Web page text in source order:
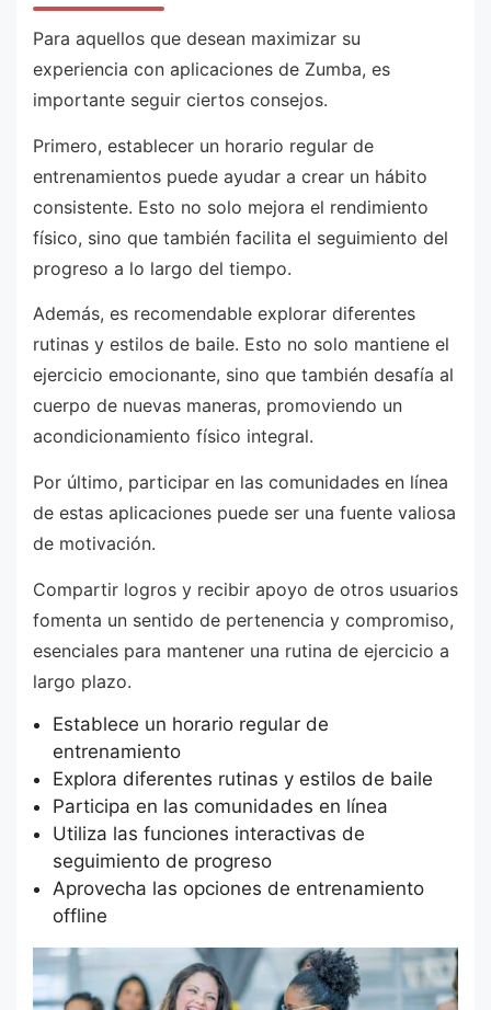
Para aquellos que desean maximizar su
experiencia con aplicaciones de Zumba, es
importante seguir ciertos consejos.
Primero, establecer un horario regular de
entrenamientos puede ayudar a crear un hábito
consistente. Esto no solo mejora el rendimiento
físico, sino que también facilita el seguimiento del
progreso a lo largo del tiempo.
Además, es recomendable explorar diferentes
rutinas y estilos de baile. Esto no solo mantiene el
ejercicio emocionante, sino que también desafía al
cuerpo de nuevas maneras, promoviendo un
acondicionamiento físico integral.
Por último, participar en las comunidades en línea
de estas aplicaciones puede ser una fuente valiosa
de motivación.
Compartir logros y recibir apoyo de otros usuarios
fomenta un sentido de pertenencia y compromiso,
esenciales para mantener una rutina de ejercicio a
largo plazo.
Establece un horario regular de
entrenamiento
Explora diferentes rutinas y estilos de baile
Participa en las comunidades en línea
Utiliza las funciones interactivas de
seguimiento de progreso
Aprovecha las opciones de entrenamiento
offline